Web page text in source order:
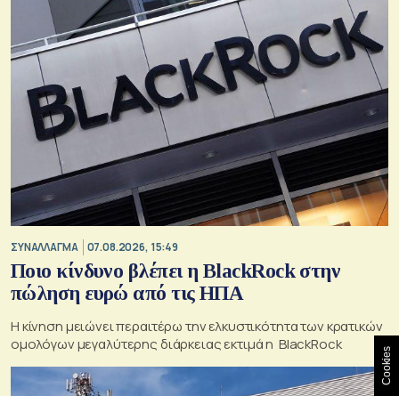
ΣΥΝΑΛΛΑΓΜΑ 07.08.2026, 15:49
Ποιο κίνδυνο βλέπει η BlackRock στην
πώληση ευρώ από τις ΗΠΑ
Η κίνηση μειώνει περαιτέρω την ελκυστικότητα των κρατικών
ομολόγων μεγαλύτερης διάρκειας εκτιμά η BlackRock
Cookies